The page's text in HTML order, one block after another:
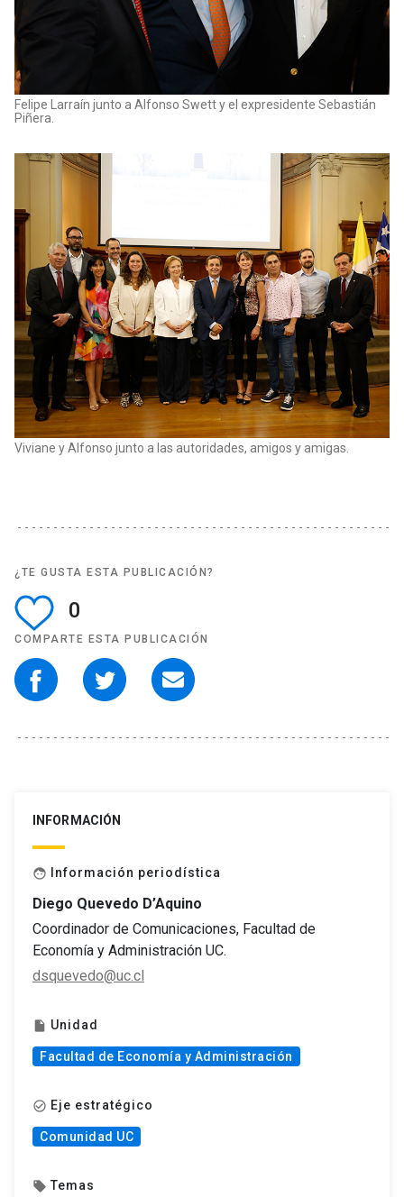
Felipe Larraín junto a Alfonso Swett y el expresidente Sebastián
Piñera.
Viviane y Alfonso junto a las autoridades, amigos y amigas.
¿TE GUSTA ESTA PUBLICACIÓN?
0
COMPARTE ESTA PUBLICACIÓN
INFORMACIÓN
face Información periodística
Diego Quevedo D’Aquino
Coordinador de Comunicaciones, Facultad de
Economía y Administración UC.
dsquevedo@uc.cl
insert_drive_file Unidad
Facultad de Economía y Administración
check_circle_outline Eje estratégico
Comunidad UC
local_offer Temas